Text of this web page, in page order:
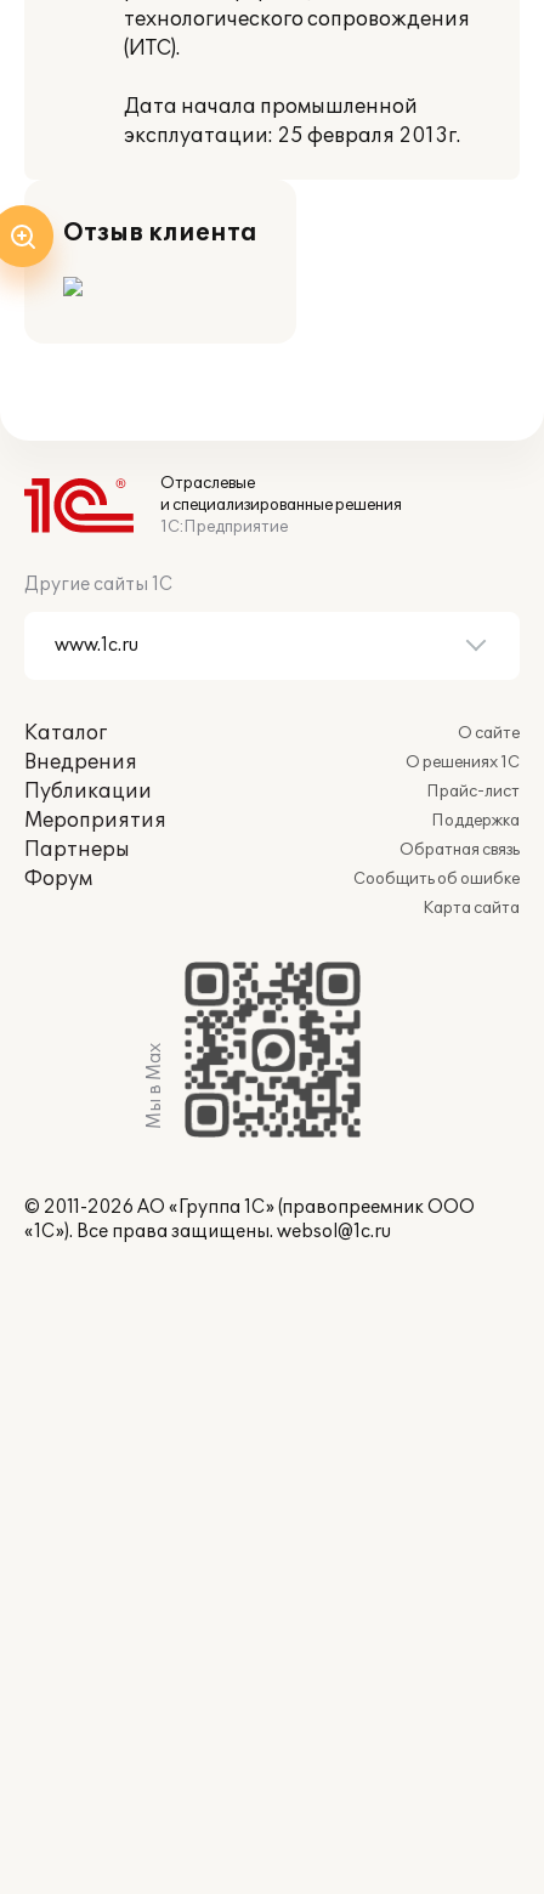
технологического сопровождения
(ИТС).
Дата начала промышленной
эксплуатации: 25 февраля 2013г.
Отзыв клиента
Отраслевые
и специализированные решения
1С:Предприятие
Другие сайты 1С
Каталог
Внедрения
Публикации
Мероприятия
Партнеры
Форум
О сайте
О решениях 1С
Прайс-лист
Поддержка
Обратная связь
Сообщить об ошибке
Карта сайта
Мы в Max
© 2011-2026 АО «Группа 1С» (правопреемник ООО
«1С»). Все права защищены. websol@1c.ru